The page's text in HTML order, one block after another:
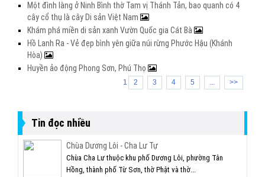
Một đình làng ở Ninh Bình thờ Tam vị Thánh Tản, bao quanh có 4
cây cổ thụ là cây Di sản Việt Nam
Khám phá miền di sản xanh Vườn Quốc gia Cát Bà
Hồ Lanh Ra - Vẻ đẹp bình yên giữa núi rừng Phước Hậu (Khánh
Hòa)
Huyền ảo động Phong Sơn, Phú Thọ
1 2 3 4 5 ... >>
Tin đọc nhiều
Chùa Dương Lôi - Cha Lư Tự
Chùa Cha Lư thuộc khu phố Dương Lôi, phường Tân
Hồng, thành phố Từ Sơn, thờ Phật và thờ...